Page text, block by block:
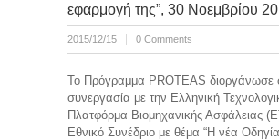
εφαρμογή της”, 30 Νοεμβρίου
2015/12/15 0 Comments
Το Πρόγραμμα PROTEAS διοργάνωσε
συνεργασία με την Ελληνική
Πλατφόρμα Βιομηχανικής Ασφάλειας
Εθνικό Συνέδριο με θέμα “Η νέα